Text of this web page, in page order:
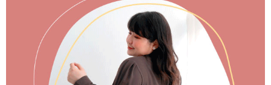
每筆NT$100，滿NT$1,800(含以上)免運費
7-11取貨付款
每筆NT$100，滿NT$1,800(含以上)免運費
付款後711取貨